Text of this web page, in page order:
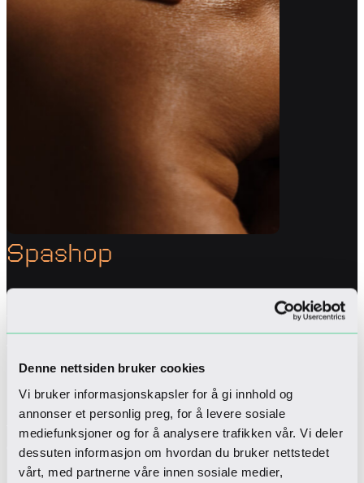
Denne nettsiden bruker cookies
Vi bruker informasjonskapsler for å gi innhold og
annonser et personlig preg, for å levere sosiale
mediefunksjoner og for å analysere trafikken vår. Vi deler
dessuten informasjon om hvordan du bruker nettstedet
vårt, med partnerne våre innen sosiale medier,
Spashop
Forleng spaopplevelsen hjemme eller kjøp en gave
nøye utvalgt sortiment av eksklusive
hudpleieprodukter fra merker som Babor,
milk_shake og Sothys. Her kan man også kjøpe
flotte produkter fra blant annet DARK
department og Voluspa, samt et enkelt utvalg av
badetøy.